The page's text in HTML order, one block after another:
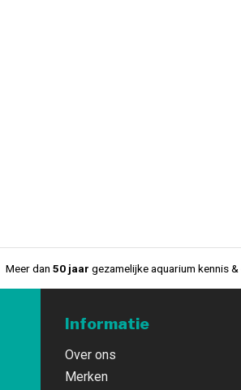
Meer dan 50 jaar gezamelijke aquarium kennis
Informatie
Over ons
Merken